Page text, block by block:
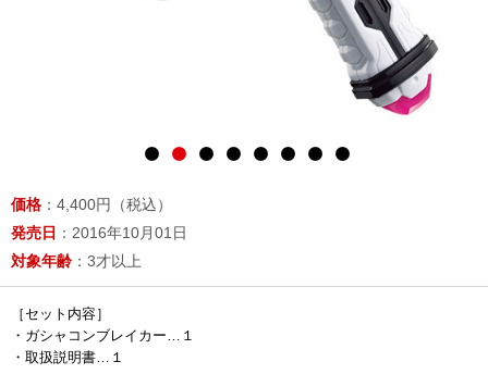
価格 ：4,400円（税込）
発売日 ：2016年10月01日
対象年齢 ：3才以上
［セット内容］
・ガシャコンブレイカー…１
・取扱説明書…１